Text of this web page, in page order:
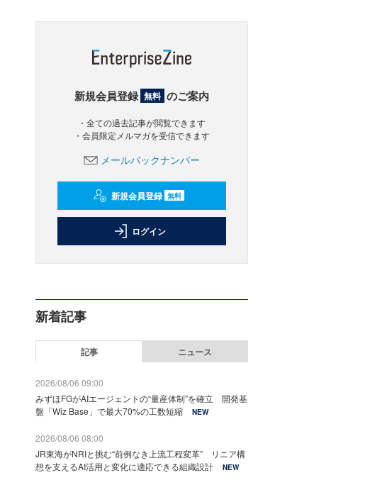
新規会員登録 無料 のご案内
・全ての過去記事が閲覧できます
・会員限定メルマガを受信できます
メールバックナンバー
新規会員登録 無料
ログイン
新着記事
記事 ニュース
2026/08/06 09:00
みずほFGがAIエージェントの“量産体制”を確立 開発基
盤「Wiz Base」で最大70%の工数短縮
NEW
2026/08/06 08:00
JR東海がNRIと挑む“前例なき上流工程変革” リニア構
想を支えるAI活用と変化に適応できる組織設計
NEW